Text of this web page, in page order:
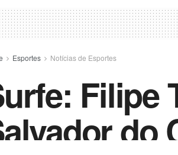
Esportes Notícias de Esportes
Filipe
do